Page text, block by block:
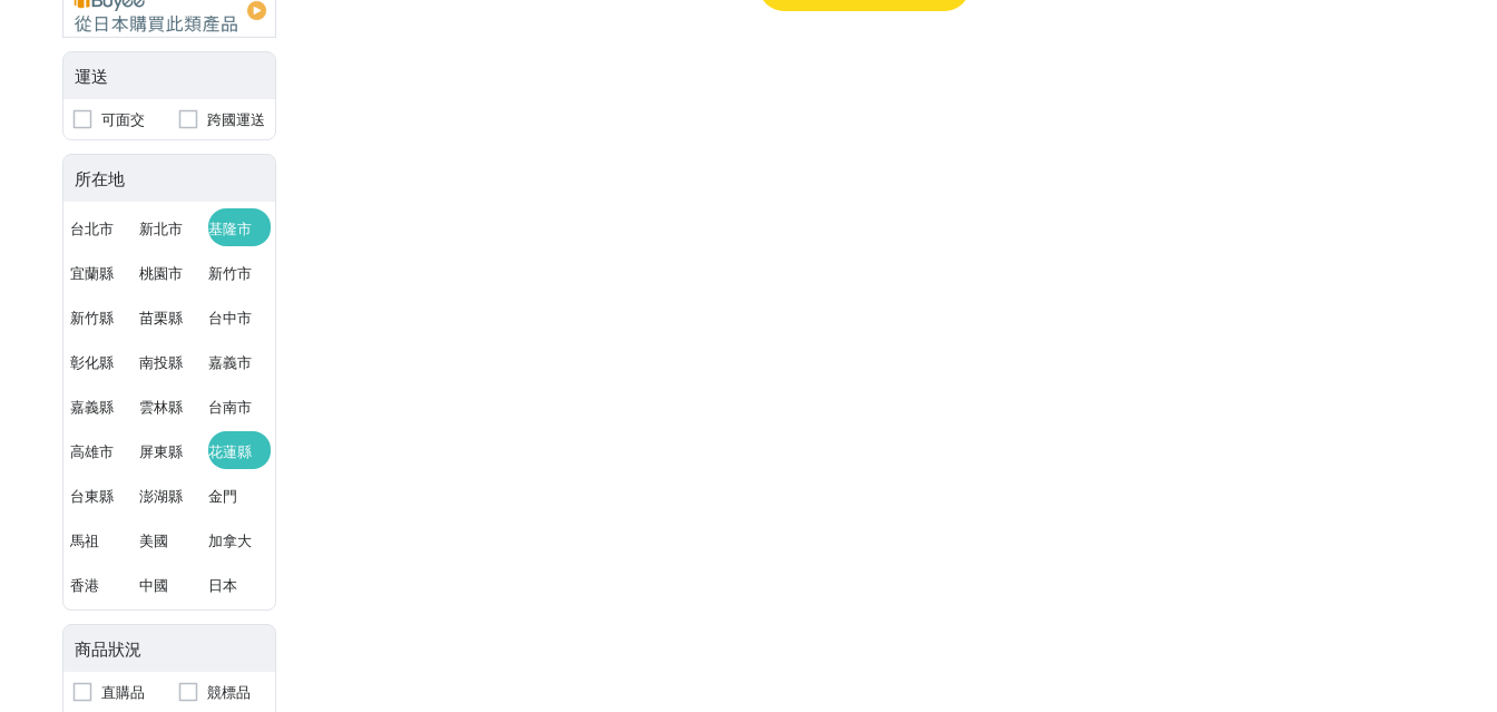
運送
可面交 跨國運送
所在地
台北市 新北市 基隆市
宜蘭縣 桃園市 新竹市
新竹縣 苗栗縣 台中市
彰化縣 南投縣 嘉義市
嘉義縣 雲林縣 台南市
高雄市 屏東縣 花蓮縣
台東縣 澎湖縣 金門
馬祖 美國 加拿大
香港 中國 日本
商品狀況
直購品
競標品